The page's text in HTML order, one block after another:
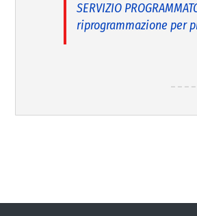
SERVIZIO
riprogrammazione per